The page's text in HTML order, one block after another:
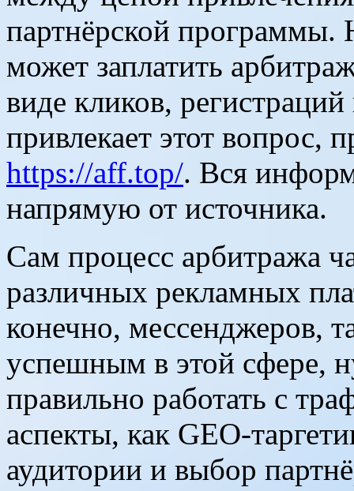
партнёрской программы.
может заплатить
виде кликов,
привлекает этот вопрос,
https://aff.top/. Вся
напрямую от источника.
Сам процесс арбитража
различных рекламных
конечно, мессенджеров,
успешным в этой сфере,
правильно работать с
аспекты, как GEO-
аудитории и выбор